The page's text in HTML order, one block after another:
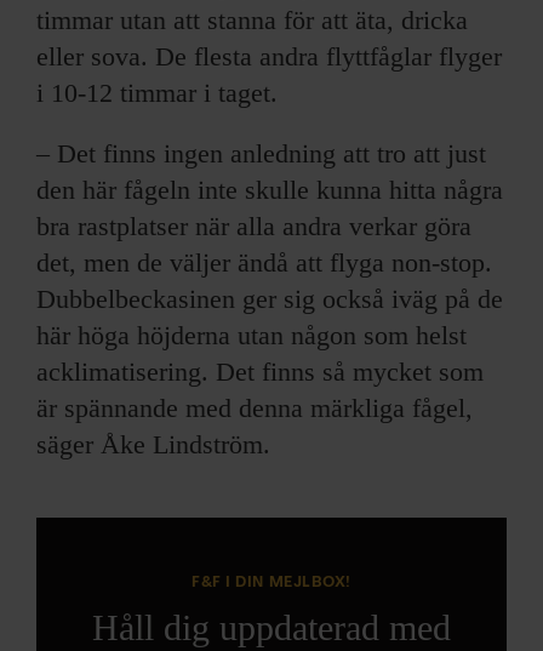
timmar utan att stanna för att äta, dricka
eller sova. De flesta andra flyttfåglar flyger
i 10-12 timmar i taget.
– Det finns ingen anledning att tro att just
den här fågeln inte skulle kunna hitta några
bra rastplatser när alla andra verkar göra
det, men de väljer ändå att flyga non-stop.
Dubbelbeckasinen ger sig också iväg på de
här höga höjderna utan någon som helst
acklimatisering. Det finns så mycket som
är spännande med denna märkliga fågel,
säger Åke Lindström.
F&F I DIN MEJLBOX!
Håll dig uppdaterad med